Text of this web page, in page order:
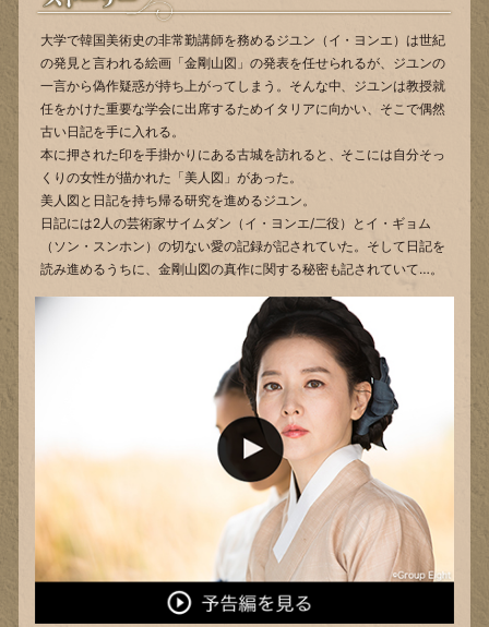
大学で韓国美術史の非常勤講師を務めるジユン（イ・ヨンエ）は世紀
の発見と言われる絵画「金剛山図」の発表を任せられるが、ジユンの
一言から偽作疑惑が持ち上がってしまう。そんな中、ジユンは教授就
任をかけた重要な学会に出席するためイタリアに向かい、そこで偶然
古い日記を手に入れる。
本に押された印を手掛かりにある古城を訪れると、そこには自分そっ
くりの女性が描かれた「美人図」があった。
美人図と日記を持ち帰る研究を進めるジユン。
日記には2人の芸術家サイムダン（イ・ヨンエ/二役）とイ・ギョム
（ソン・スンホン）の切ない愛の記録が記されていた。そして日記を
読み進めるうちに、金剛山図の真作に関する秘密も記されていて…。